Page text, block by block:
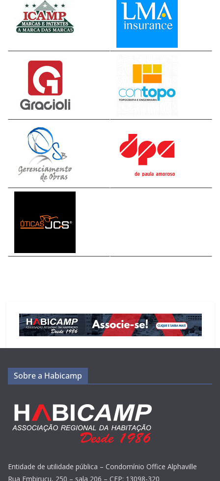
Sobre a Habicamp
Entidade de utilidade pública – Condomínio Office Alphaville
Rua Embiruçu, 250 – sala 206 – CEP: 13098-320